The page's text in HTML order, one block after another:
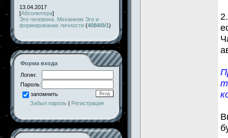
13.04.2017
[Абсолютера]
Эго человека. Механизм Эго и
формирование личности (4084/0/1)
Форма входа
Логин:
Пароль:
запомнить
Забыл пароль | Регистрация